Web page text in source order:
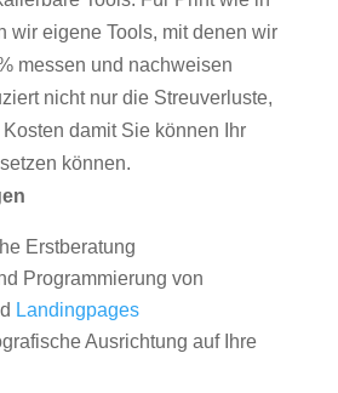
wir eigene Tools, mit denen wir
messen und nachweisen
nicht nur die Streuverluste,
damit Sie können Ihr
können.
Erstberatung
Programmierung von
Landingpages
Ausrichtung auf Ihre